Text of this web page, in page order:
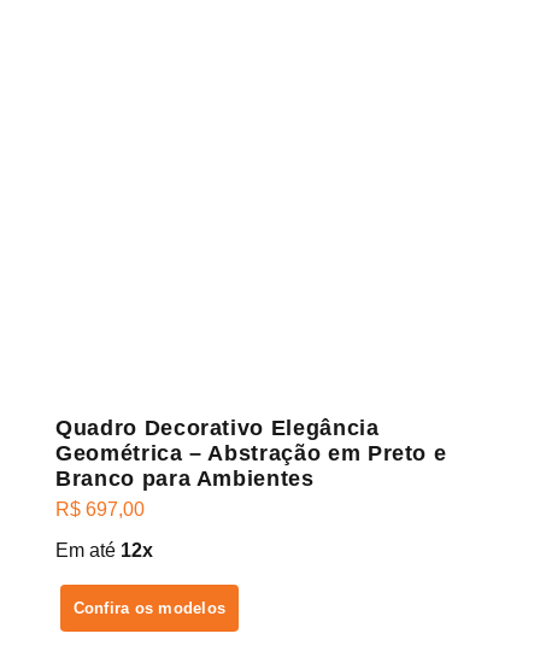
Quadro Decorativo Elegância
Geométrica – Abstração em Preto e
Branco para Ambientes
R$ 697,00
Em até 12x
Confira os modelos